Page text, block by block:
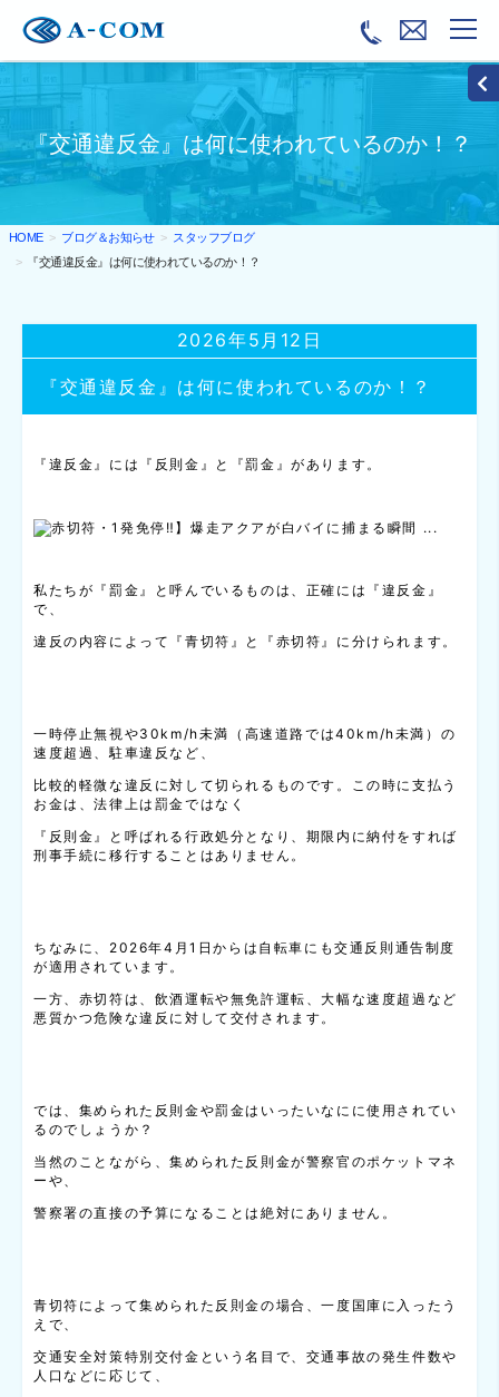
『交通違反金』は何に使われているのか！？
HOME ブログ＆お知らせ
スタッフブログ
『交通違反金』は何に使われているのか！？
『交通違反金』は何に使われているのか！？
2026年5月12日
『違反金』には『反則金』と『罰金』があります。
私たちが『罰金』と呼んでいるものは、正確には『違反金』
で、
違反の内容によって『青切符』と『赤切符』に分けられます。
一時停止無視や30km/h未満（高速道路では40km/h未満）の
速度超過、駐車違反など、
比較的軽微な違反に対して切られるものです。この時に支払う
お金は、法律上は罰金ではなく
『反則金』と呼ばれる行政処分となり、期限内に納付をすれば
刑事手続に移行することはありません。
ちなみに、2026年4月1日からは自転車にも交通反則通告制度
が適用されています。
一方、赤切符は、飲酒運転や無免許運転、大幅な速度超過など
悪質かつ危険な違反に対して交付されます。
では、集められた反則金や罰金はいったいなにに使用されてい
るのでしょうか？
当然のことながら、集められた反則金が警察官のポケットマネ
ーや、
警察署の直接の予算になることは絶対にありません。
青切符によって集められた反則金の場合、一度国庫に入ったう
えで、
交通安全対策特別交付金という名目で、交通事故の発生件数や
人口などに応じて、